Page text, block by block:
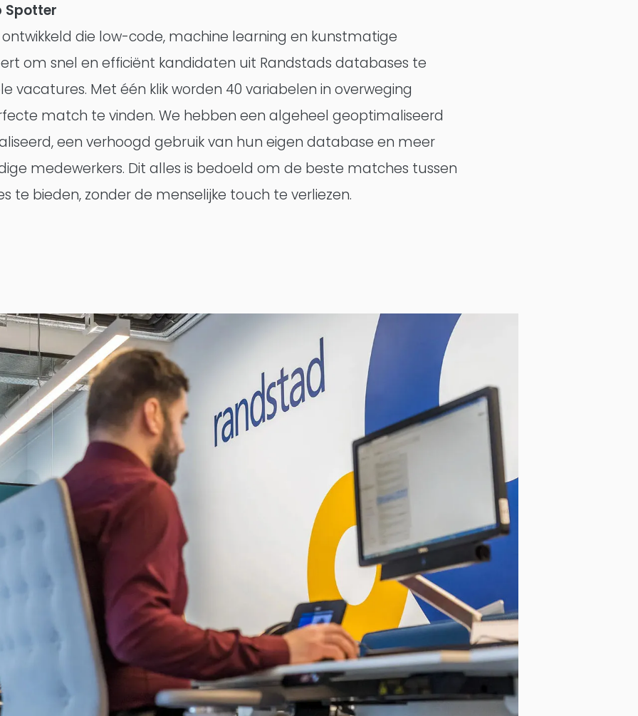
Spotter
die low-code, machine learning en kunstmatige
om snel en efficiënt kandidaten uit Randstads databases te
Met één klik worden 40 variabelen in overweging
match te vinden. We hebben een algeheel geoptimaliseerd
een verhoogd gebruik van hun eigen database en meer
medewerkers. Dit alles is bedoeld om de beste matches tussen
te bieden, zonder de menselijke touch te verliezen.